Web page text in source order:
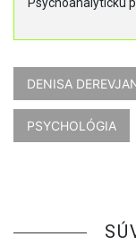
DENISA
PSYCHOLÓGIA